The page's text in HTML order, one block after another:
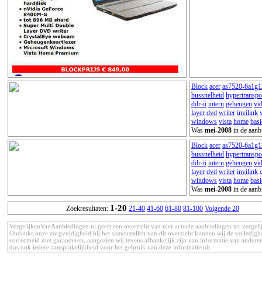
Block acer as7520-
bussnelheid
ddr-ii intern geheugen
layer dvd writer invilink
windows vista home
Was mei-2008 in de
Block acer as7520-
bussnelheid
ddr-ii intern geheugen
layer dvd writer invilink
windows vista home
Was mei-2008 in de
Zoekresultaten: 1-20 21-40 41-60 61-80 81-100 Volgende 20
VergelijkenVanAanbiedingen.nl geeft een overzicht van niet-actuele aanbiedingen ter
Ondanks onze zorgvuldigheid bij het samenstellen van dit overzicht kunnen wij de
correctheid niet garanderen, aangezien wij tevens afhankelijk zijn van informatie van
dus ook iedere aansprakelijkheid voor het gebruik van deze informatie uit.